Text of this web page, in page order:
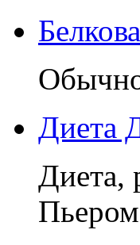
Обычно
Диета
Диета,